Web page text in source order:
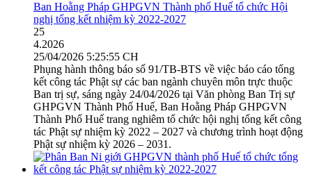
Ban Hoằng Pháp GHPGVN Thành phố Huế tổ chức Hội
nghị tổng kết nhiệm kỳ 2022-2027
25
4.2026
25/04/2026 5:25:55 CH
Phụng hành thông báo số 91/TB-BTS về việc báo cáo tổng
kết công tác Phật sự các ban ngành chuyên môn trực thuộc
Ban trị sự, sáng ngày 24/04/2026 tại Văn phòng Ban Trị sự
GHPGVN Thành Phố Huế, Ban Hoằng Pháp GHPGVN
Thành Phố Huế trang nghiêm tổ chức hội nghị tổng kết công
tác Phật sự nhiệm kỳ 2022 – 2027 và chương trình hoạt động
Phật sự nhiệm kỳ 2026 – 2031.